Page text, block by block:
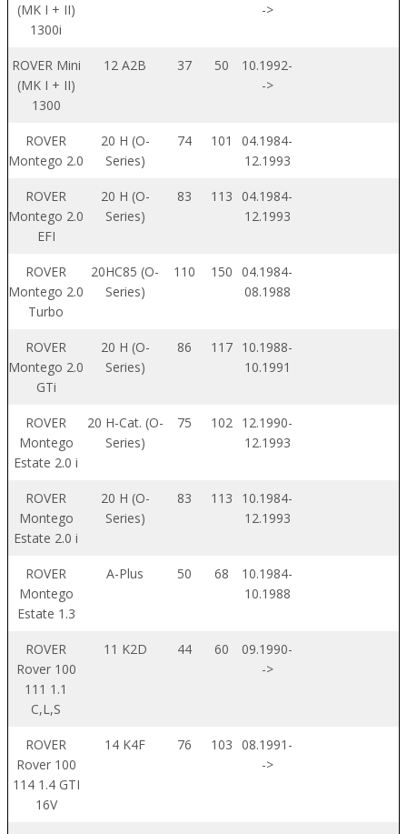
(MK I + II)
1300i
->
ROVER Mini
(MK I + II)
1300
12 A2B 37 50
10.1992-
->
ROVER
Montego 2.0
20 H (O-
Series)
74 101
04.1984-
12.1993
ROVER
Montego 2.0
EFI
20 H (O-
Series)
83 113
04.1984-
12.1993
ROVER
Montego 2.0
Turbo
20HC85 (O-
Series)
110 150 04.1984-
08.1988
ROVER
Montego 2.0
GTi
20 H (O-
Series)
86 117 10.1988-
10.1991
ROVER
Montego
Estate 2.0 i
20 H-Cat. (O-
Series)
75 102
12.1990-
12.1993
ROVER
Montego
Estate 2.0 i
20 H (O-
Series)
83 113
10.1984-
12.1993
ROVER
Montego
Estate 1.3
A-Plus 50 68
10.1984-
10.1988
ROVER
Rover 100
111 1.1
C,L,S
11 K2D 44 60
09.1990-
->
ROVER
Rover 100
114 1.4 GTI
16V
14 K4F 76 103 08.1991-
->